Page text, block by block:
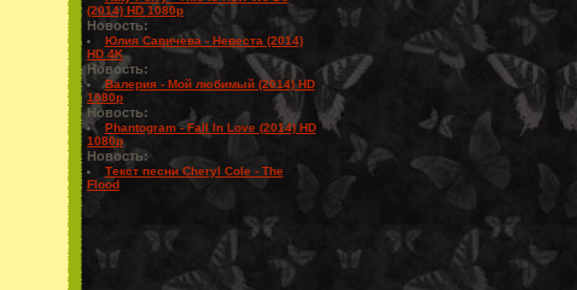
(2014) HD 1080p
Новость:
Юлия Савичева - Невеста (2014)
HD 4K
Новость:
Валерия - Мой любимый (2014) HD
1080p
Новость:
Phantogram - Fall In Love (2014) HD
1080p
Новость:
Текст песни Cheryl Cole - The
Flood